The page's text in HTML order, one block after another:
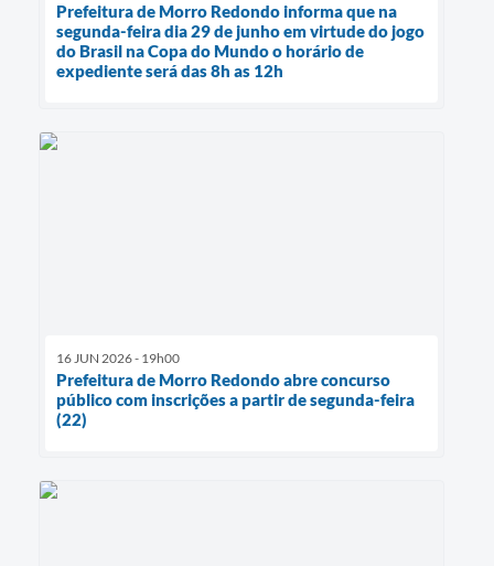
Prefeitura de Morro Redondo informa que na
segunda-feira dia 29 de junho em virtude do jogo
do Brasil na Copa do Mundo o horário de
expediente será das 8h as 12h
16 JUN 2026 - 19h00
Prefeitura de Morro Redondo abre concurso
público com inscrições a partir de segunda-feira
(22)